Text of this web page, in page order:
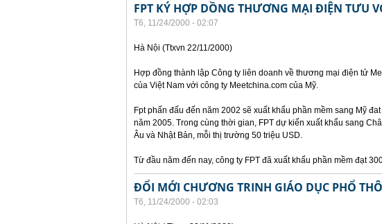
FPT KÝ HỢP DỒNG THƯƠNG MẠI ĐIỆN TƯU
T6, 11/24/2000 - 02:07
Hà Nội (Ttxvn 22/11/2000)
Hợp đồng thành lập Công ty liên doanh về thương mại điện tử
của Việt Nam với công ty Meetchina.com của Mỹ.
Fpt phấn đấu đến năm 2002 sẽ xuất khẩu phần mềm sang Mỹ
năm 2005. Trong cùng thời gian, FPT dự kiến xuất khẩu sang
Âu và Nhật Bản, mỗi thị trường 50 triệu USD.
Từ đầu năm đến nay, công ty FPT đã xuất khẩu phần mềm đạt
ĐỔI MỚI CHƯƠNG TRINH GIÁO DỤC PHỔ
T6, 11/24/2000 - 02:03